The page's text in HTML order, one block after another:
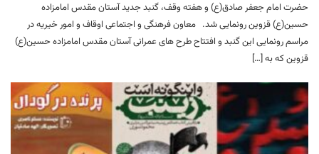
حضرت امام جعفر صادق(ع) و هفته وقف، گنبد جدید آستان مقدس امامزاده
حسین(ع) قزوین رونمایی شد. معاون فرهنگی و اجتماعی اوقاف و امور خیریه در
مراسم رونمایی این گنبد و افتتاح طرح های عمرانی آستان مقدس امامزاده حسین(ع)
قزوین که به […]